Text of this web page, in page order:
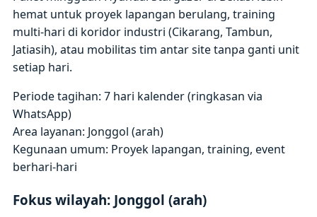
hemat untuk proyek lapangan berulang, training
multi-hari di koridor industri (Cikarang, Tambun,
Jatiasih), atau mobilitas tim antar site tanpa ganti unit
setiap hari.
Periode tagihan: 7 hari kalender (ringkasan via
WhatsApp)
Area layanan: Jonggol (arah)
Kegunaan umum: Proyek lapangan, training, event
berhari-hari
Fokus wilayah: Jonggol (arah)